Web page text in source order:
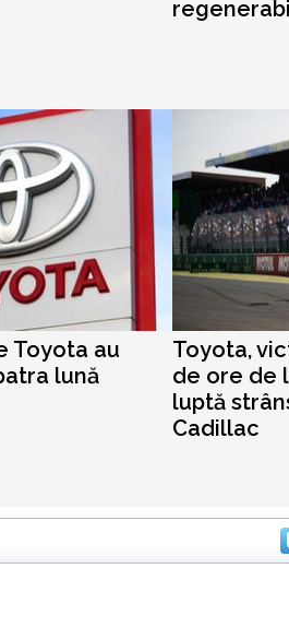
Toyota au
lună
Toyota,
de ore de
luptă
Cadillac